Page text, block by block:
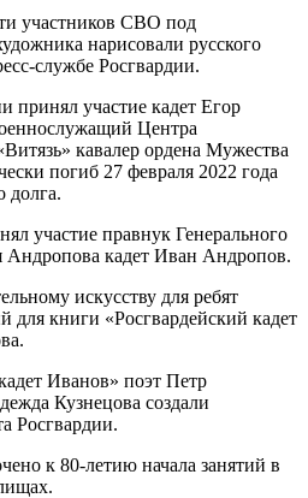
участников СВО под
нарисовали русского
службе Росгвардии.
принял участие кадет Егор
Центра
кавалер ордена Мужества
погиб 27 февраля 2022 года
долга.
участие правнук Генерального
кадет Иван Андропов.
искусству для ребят
для книги «Росгвардейский кадет
Иванов» поэт Петр
Кузнецова создали
Росгвардии.
к 80-летию начала занятий в